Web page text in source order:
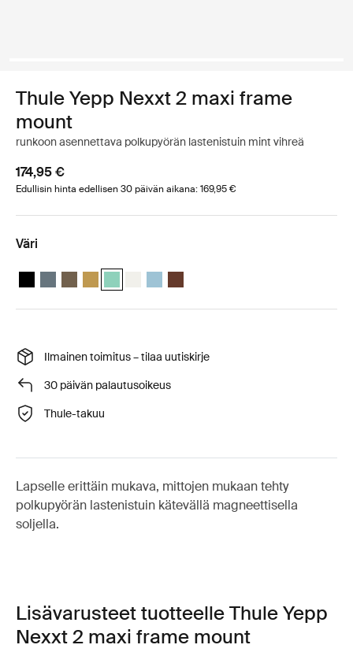
Thule Yepp Nexxt 2 maxi frame
mount
runkoon asennettava polkupyörän lastenistuin mint vihreä
174,95 €
Edullisin hinta edellisen 30 päivän aikana: 169,95 €
Väri
Thule Yepp Nexxt 2 Keskiyön musta
Thule Yepp Nexxt 2 Tumma liuskekivi
Thule Yepp Nexxt 2 Syvä khaki
Thule Yepp Nexxt 2 Kiillotettu keltainen
Thule Yepp Nexxt 2 Maxi Mint Green (selected)
Thule Yepp Nexxt 2 Maxi Snow White
Thule Yepp Nexxt 2 Maxi Akvamariini
Thule Yepp Nexxt 2 Maxi Chocolate
Ilmainen toimitus – tilaa uutiskirje
30 päivän palautusoikeus
Thule-takuu
Lapselle erittäin mukava, mittojen mukaan tehty
polkupyörän lastenistuin kätevällä magneettisella
soljella.
Lisävarusteet tuotteelle Thule Yepp
Nexxt 2 maxi frame mount